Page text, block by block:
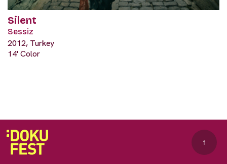
Silent
Sessiz
2012, Turkey
14' Color
↑